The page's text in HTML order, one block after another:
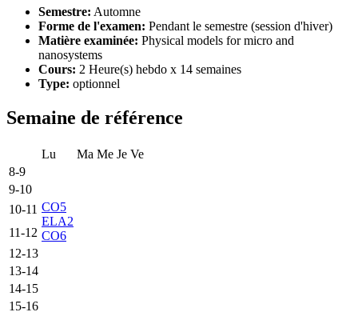
Semestre: Automne
Forme de l'examen: Pendant le semestre (session d'hiver)
Matière examinée: Physical models for micro and
nanosystems
Cours: 2 Heure(s) hebdo x 14 semaines
Type: optionnel
Semaine de référence
Lu Ma Me Je Ve
8-9
9-10
10-11 CO5
ELA2
CO6
11-12
12-13
13-14
14-15
15-16